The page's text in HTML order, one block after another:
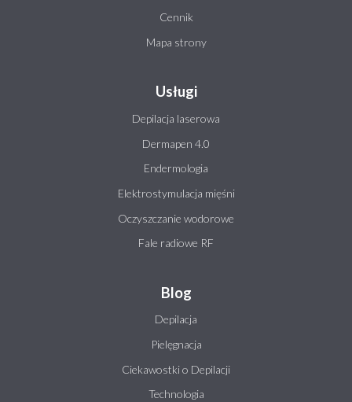
Cennik
Mapa strony
Usługi
Depilacja laserowa
Dermapen 4.0
Endermologia
Elektrostymulacja mięśni
Oczyszczanie wodorowe
Fale radiowe RF
Blog
Depilacja
Pielęgnacja
Ciekawostki o Depilacji
Technologia